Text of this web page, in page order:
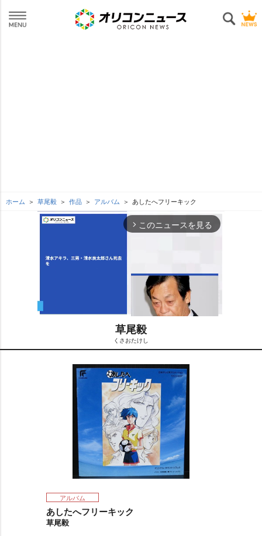
ホーム 草尾毅 作品 アルバム あしたへフリーキック
arrow_forward_ios このニュースを見る
M
t
e
草尾毅
くさおたけし
アルバム
あしたへフリーキック
草尾毅